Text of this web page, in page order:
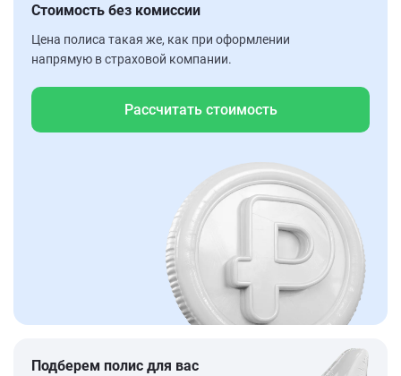
Стоимость без комиссии
Цена полиса такая же, как при оформлении
напрямую в страховой компании.
Рассчитать стоимость
Подберем полис для вас